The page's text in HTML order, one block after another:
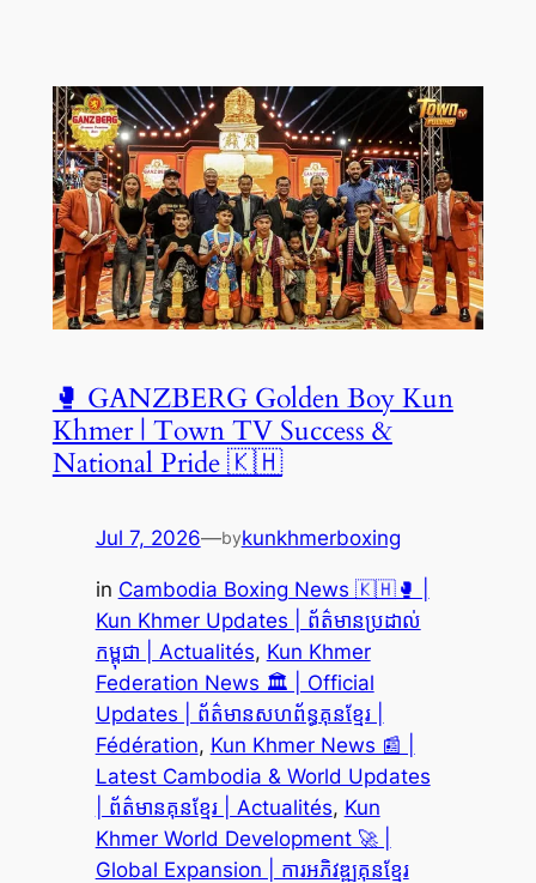
🥊 GANZBERG Golden Boy Kun
Khmer | Town TV Success &
National Pride 🇰🇭
Jul 7, 2026—bykunkhmerboxing
in Cambodia Boxing News 🇰🇭🥊 |
Kun Khmer Updates | ព័ត៌មានប្រដាល់
កម្ពុជា | Actualités, Kun Khmer
Federation News 🏛️ | Official
Updates | ព័ត៌មានសហព័ន្ធគុនខ្មែរ |
Fédération, Kun Khmer News 📰 |
Latest Cambodia & World Updates
| ព័ត៌មានគុនខ្មែរ | Actualités, Kun
Khmer World Development 🚀 |
Global Expansion | ការអភិវឌ្ឍគុនខ្មែរ